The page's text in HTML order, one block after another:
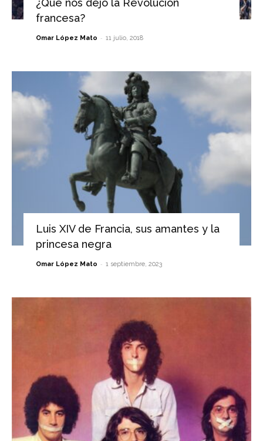
¿Qué nos dejó la Revolución
francesa?
Omar López Mato - 11 julio, 2018
Luis XIV de Francia, sus amantes y la
princesa negra
Omar López Mato - 1 septiembre, 2023